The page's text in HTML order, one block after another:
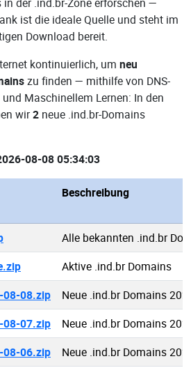
ist die ideale Quelle und steht im
Download bereit.
kontinuierlich, um neu
zu finden — mithilfe von DNS-
Maschinellem Lernen: In den
wir2 neue .ind.br-Domains
08-08 05:34:03
Beschreibung
Alle bekannten .ind.br
Aktive .ind.br Domains
08-08.zip
Neue .ind.br Domains
08-07.zip
Neue .ind.br Domains
08-06.zip
Neue .ind.br Domains